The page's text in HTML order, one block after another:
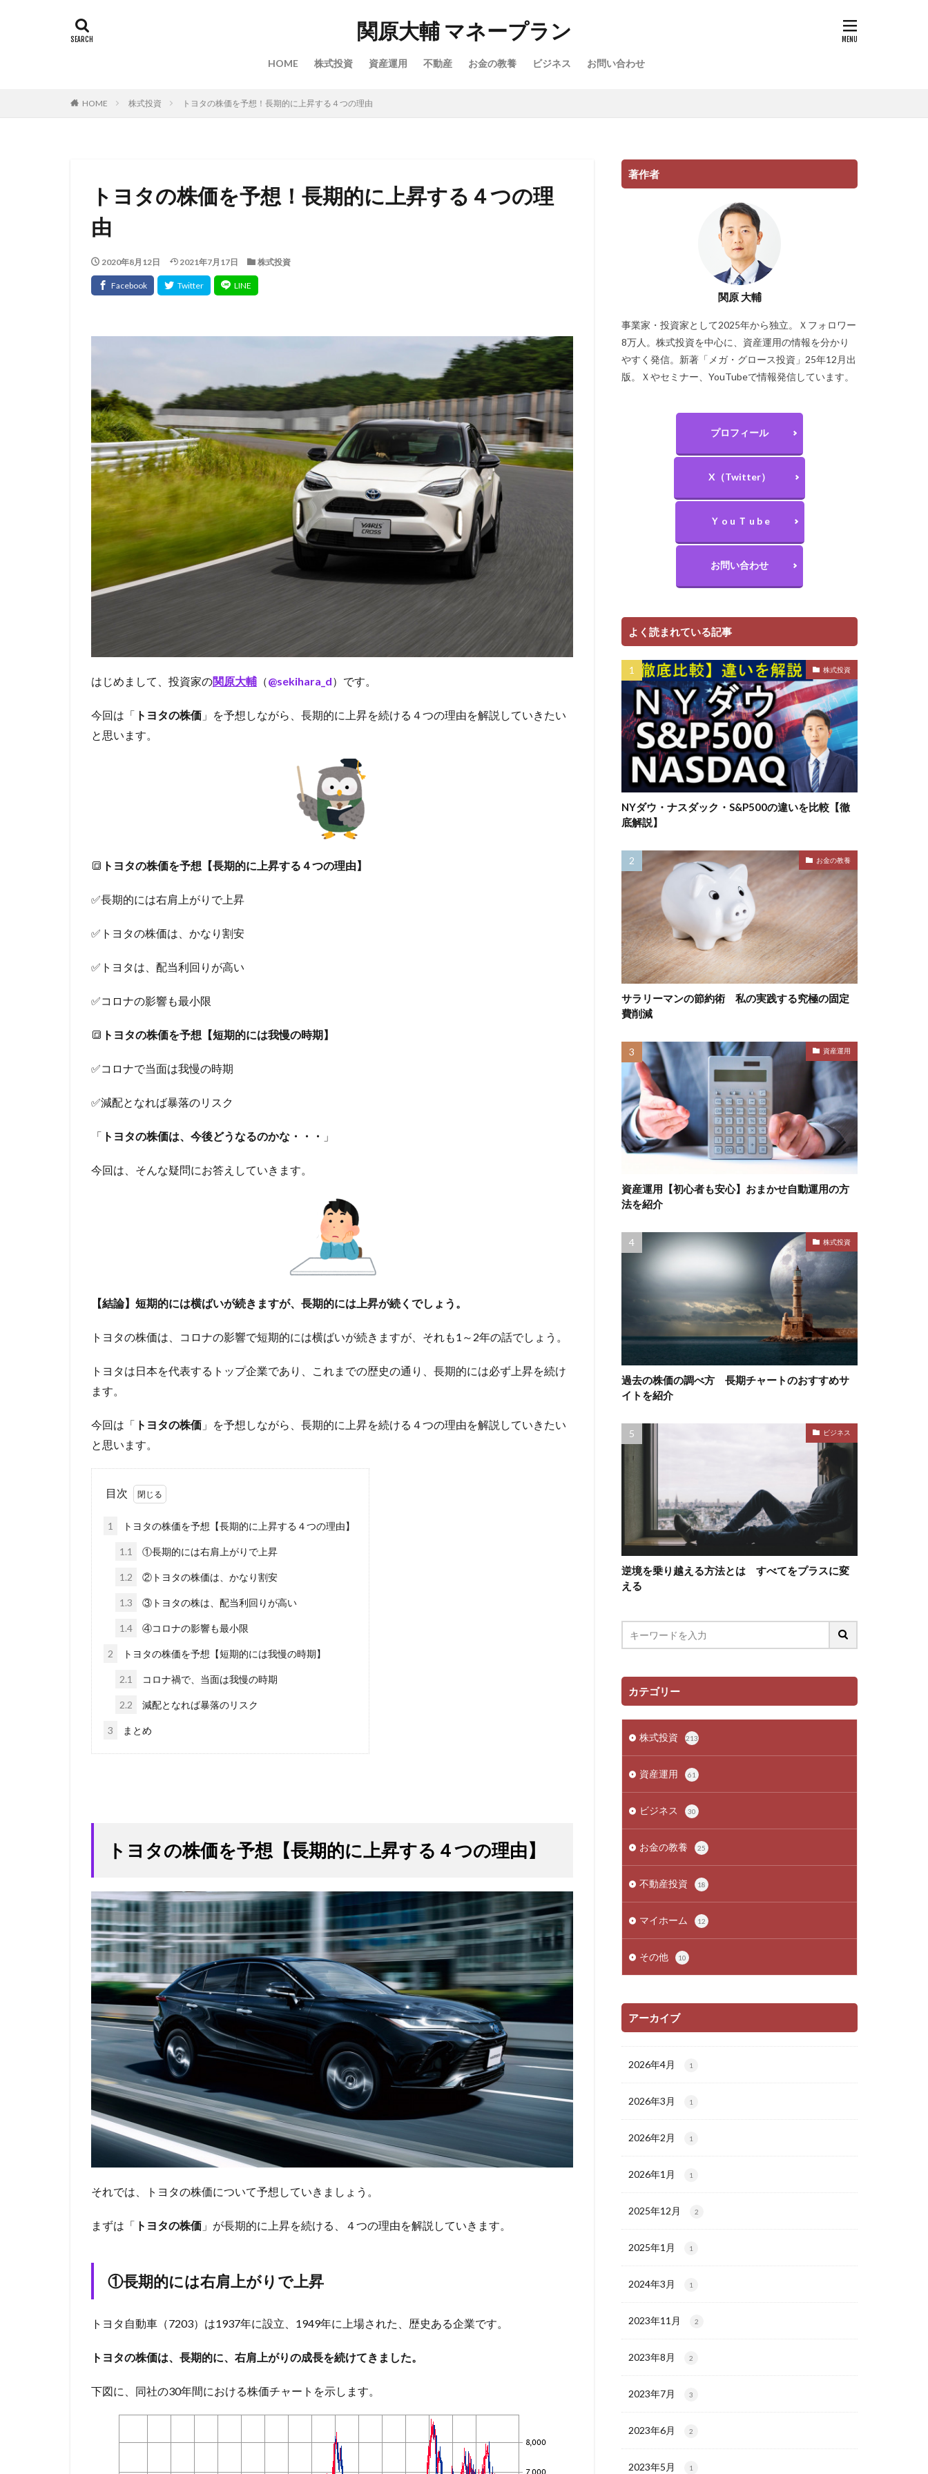
関原大輔 マネープラン
HOME 株式投資 資産運用 不動産 お金の教養 ビジネス お問い合わせ
HOME 株式投資 トヨタの株価を予想！長期的に上昇する４つの理由
トヨタの株価を予想！長期的に上昇する４つの理
由
2020年8月12日 2021年7月17日 株式投資
はじめまして、投資家の関原大輔 （@sekihara_d）です。
今回は「 トヨタの株価 」を予想しながら、長期的に上昇を続ける４つの理由を解説していきたい
と思います。
🔳 トヨタの株価を予想【長期的に上昇する４つの理由】
✅長期的には右肩上がりで上昇
✅トヨタの株価は、かなり割安
✅トヨタは、配当利回りが高い
✅コロナの影響も最小限
🔳 トヨタの株価を予想【短期的には我慢の時期】
✅コロナで当面は我慢の時期
✅減配となれば暴落のリスク
「 トヨタの株価は、今後どうなるのかな・・・ 」
今回は、そんな疑問にお答えしていきます。
【結論】短期的には横ばいが続きますが、長期的には上昇が続くでしょう。
トヨタの株価は、コロナの影響で短期的には横ばいが続きますが、それも1～2年の話でしょう。
トヨタは日本を代表するトップ企業であり、これまでの歴史の通り、長期的には必ず上昇を続け
ます。
今回は「 トヨタの株価 」を予想しながら、長期的に上昇を続ける４つの理由を解説していきたい
と思います。
目次
1 トヨタの株価を予想【長期的に上昇する４つの理由】
1.1 ①長期的には右肩上がりで上昇
1.2 ②トヨタの株価は、かなり割安
1.3 ③トヨタの株は、配当利回りが高い
1.4 ④コロナの影響も最小限
2 トヨタの株価を予想【短期的には我慢の時期】
2.1 コロナ禍で、当面は我慢の時期
2.2 減配となれば暴落のリスク
3 まとめ
トヨタの株価を予想【長期的に上昇する４つの理由】
それでは、トヨタの株価について予想していきましょう。
まずは「 トヨタの株価 」が長期的に上昇を続ける、４つの理由を解説していきます。
①長期的には右肩上がりで上昇
トヨタ自動車（7203）は1937年に設立、1949年に上場された、歴史ある企業です。
トヨタの株価は、長期的に、右肩上がりの成長を続けてきました。
下図に、同社の30年間における株価チャートを示します。
著作者
関原 大輔
事業家・投資家として2025年から独立。Ｘフォロワー
8万人。株式投資を中心に、資産運用の情報を分かり
やすく発信。新著「メガ・グロース投資」25年12月出
版。Ｘやセミナー、YouTubeで情報発信しています。
プロフィール
X（Twitter）
Ｙ o u Ｔ u b e
お問い合わせ
よく読まれている記事
株式投資
NYダウ・ナスダック・S&P500の違いを比較【徹
底解説】
お金の教養
サラリーマンの節約術 私の実践する究極の固定
費削減
資産運用
資産運用【初心者も安心】おまかせ自動運用の方
法を紹介
株式投資
過去の株価の調べ方 長期チャートのおすすめサ
イトを紹介
ビジネス
逆境を乗り越える方法とは すべてをプラスに変
える
カテゴリー
株式投資 213
資産運用 61
ビジネス 30
お金の教養 25
不動産投資 18
マイホーム 12
その他 10
アーカイブ
2026年4月 1
2026年3月 1
2026年2月 1
2026年1月 1
2025年12月 2
2025年1月 1
2024年3月 1
2023年11月 2
2023年8月 2
2023年7月 3
2023年6月 2
2023年5月 1